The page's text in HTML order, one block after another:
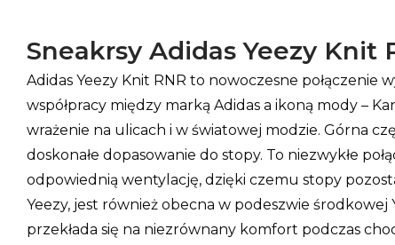
Sneakrsy Adidas Yeezy Knit
Adidas Yeezy Knit RNR to nowoczesne
współpracy między marką Adidas a ikoną mody –
wrażenie na ulicach i w światowej modzie. Górna
doskonałe dopasowanie do stopy. To niezwykłe
odpowiednią wentylację, dzięki czemu stopy
Yeezy, jest również obecna w podeszwie środkowej
przekłada się na niezrównany komfort podczas